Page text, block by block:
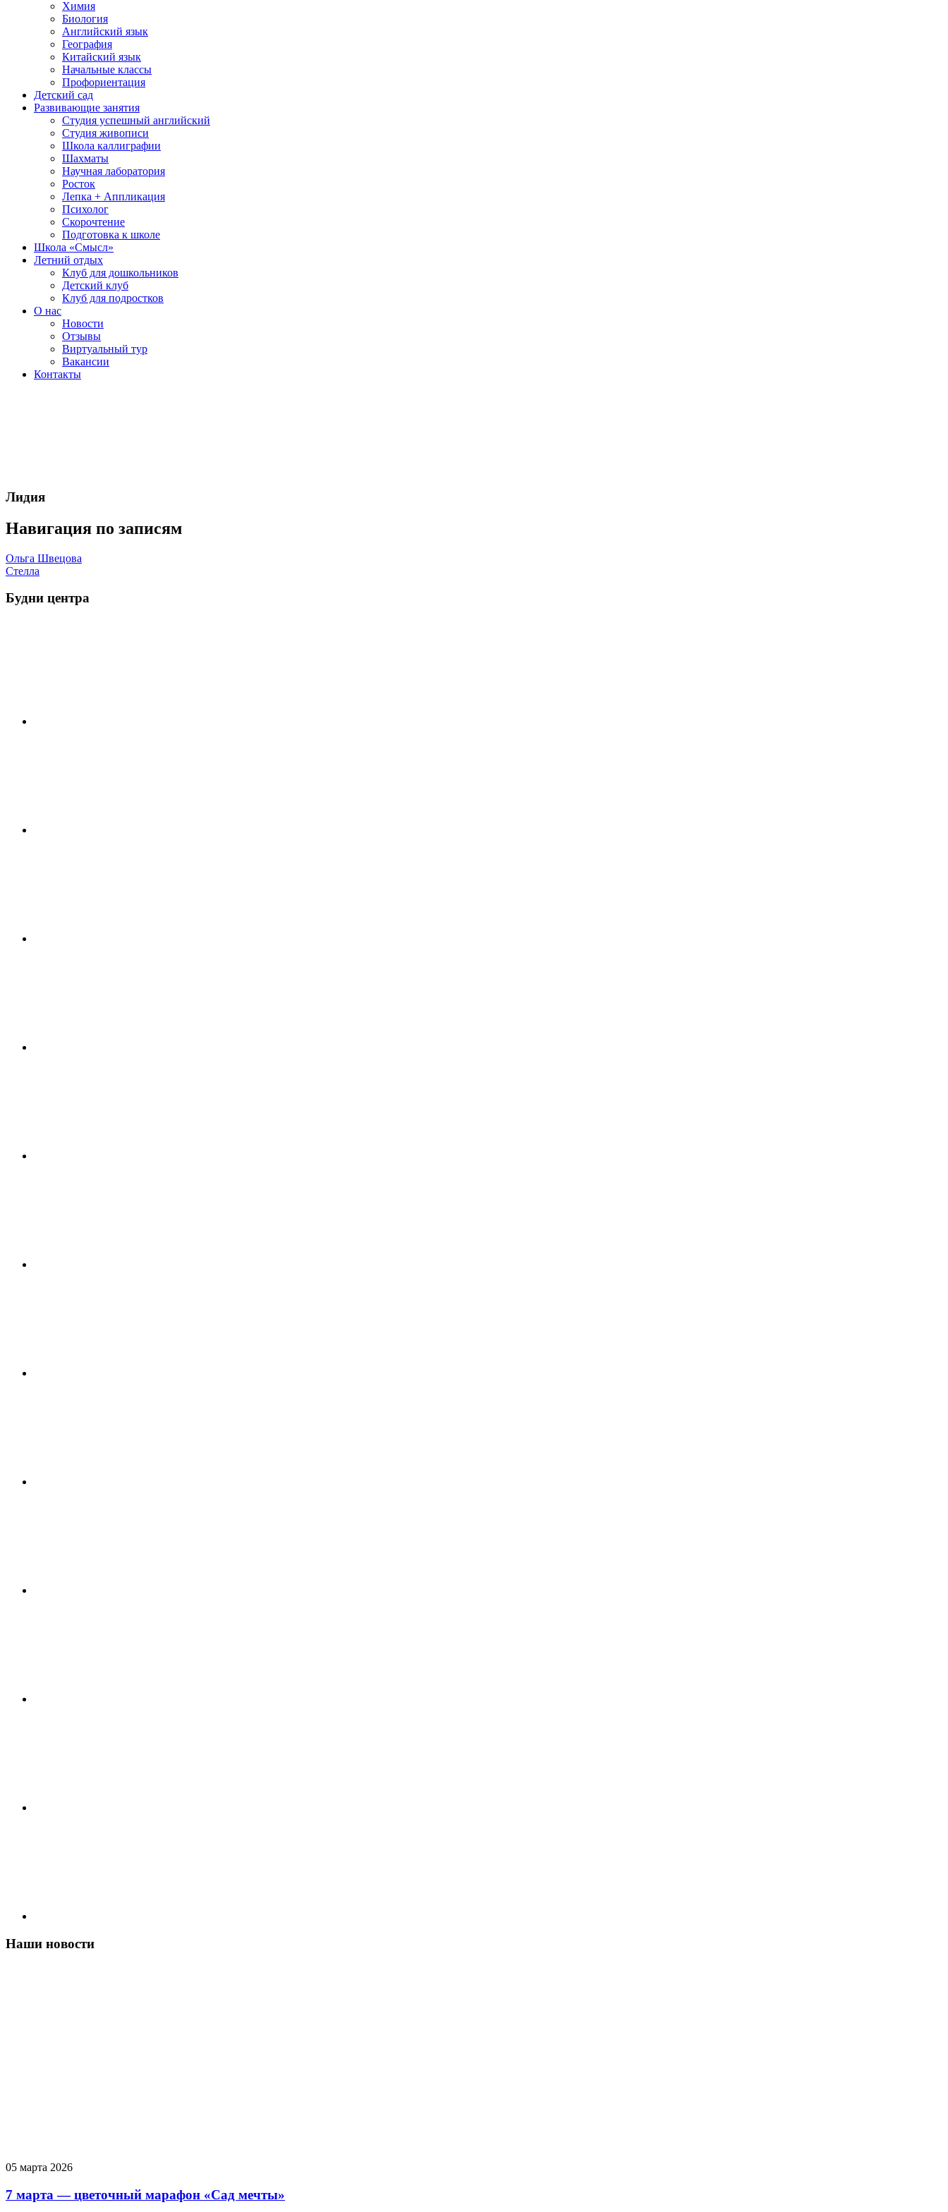
Химия
Биология
Английский язык
География
Китайский язык
Начальные классы
Профориентация
Детский сад
Развивающие занятия
Студия успешный английский
Студия живописи
Школа каллиграфии
Шахматы
Научная лаборатория
Росток
Лепка + Аппликация
Психолог
Скорочтение
Подготовка к школе
Школа «Смысл»
Летний отдых
Клуб для дошкольников
Детский клуб
Клуб для подростков
О нас
Новости
Отзывы
Виртуальный тур
Вакансии
Контакты
Лидия
Навигация по записям
Ольга Швецова
Стелла
Будни центра
Наши новости
05 марта 2026
7 марта — цветочный марафон «Сад мечты»